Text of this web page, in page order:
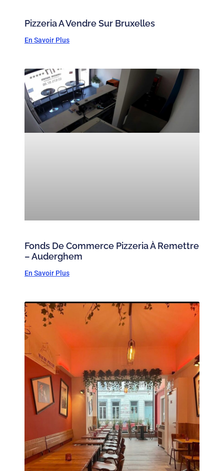
Pizzeria A Vendre Sur Bruxelles
En Savoir Plus
Fonds De Commerce Pizzeria À Remettre
– Auderghem
En Savoir Plus